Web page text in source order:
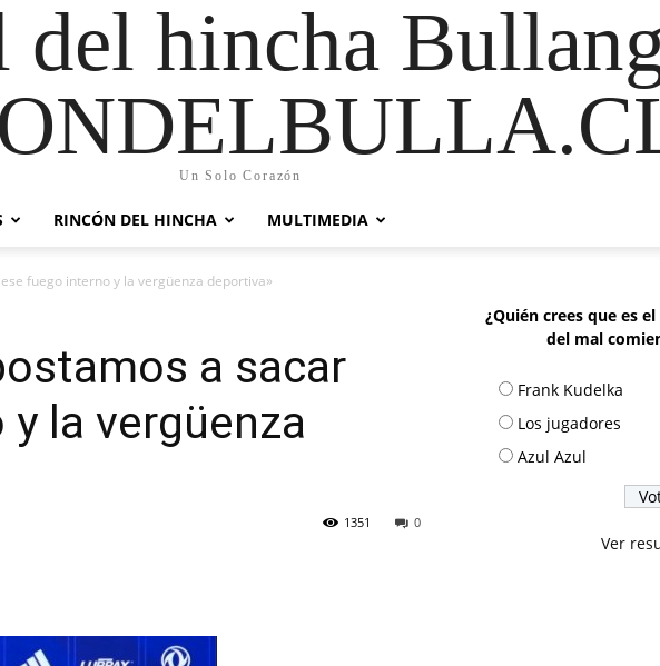
hincha
Un Solo Corazón
RINCÓN DEL HINCHA MULTIMEDIA
fuego interno y la vergüenza deportiva»
a sacar
la vergüenza
0
1351
¿Quién crees que es
del mal
Frank Kudelka
Los jugadores
Azul Azul
Ver